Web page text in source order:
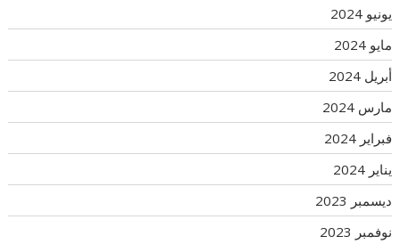
يونيو 2024
مايو 2024
أبريل 2024
مارس 2024
فبراير 2024
يناير 2024
ديسمبر 2023
نوفمبر 2023